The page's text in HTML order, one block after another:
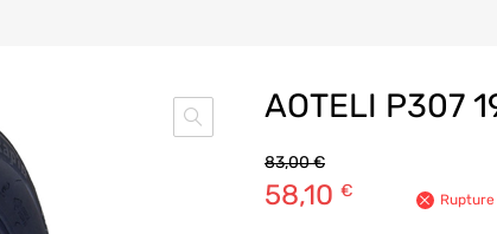
AOTELI P307
83,00€
58,10 €